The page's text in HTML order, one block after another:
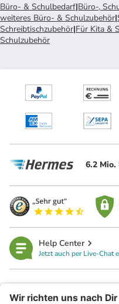
Büro- & Schulbedarf|Büro-,
weiteres Büro- & Schulzubehör|
Schreibtischzubehör|Für Kita &
Schulzubehör
6.2
Help Center
Jetzt auch per Live-Chat